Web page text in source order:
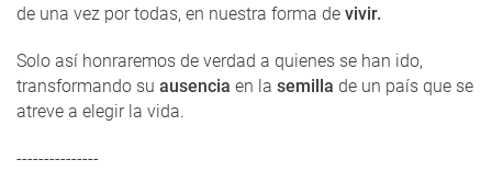
de una vez por todas, en nuestra forma de vivir.
Solo así honraremos de verdad a quienes se han ido,
transformando su ausencia en la semilla de un país que se
atreve a elegir la vida.
---------------